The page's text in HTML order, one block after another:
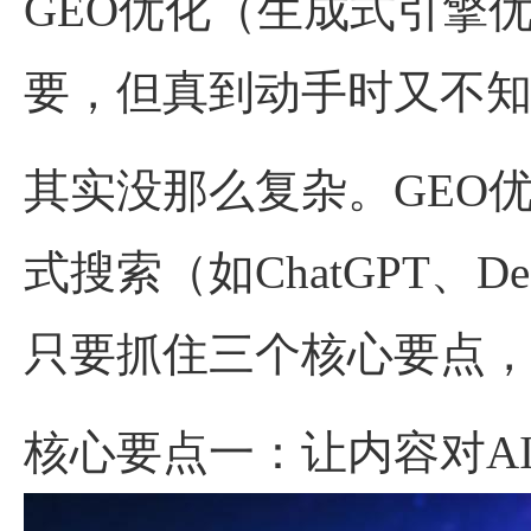
要，但真到动手时又不
其实没那么复杂。GEO
式搜索（如ChatGPT、
只要抓住三个核心要点
核心要点一：让内容对